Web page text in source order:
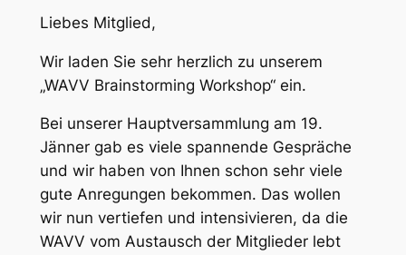
Liebes Mitglied,
Wir laden Sie sehr herzlich zu unserem
„WAVV Brainstorming Workshop“ ein.
Bei unserer Hauptversammlung am 19.
Jänner gab es viele spannende Gespräche
und wir haben von Ihnen schon sehr viele
gute Anregungen bekommen. Das wollen
wir nun vertiefen und intensivieren, da die
WAVV vom Austausch der Mitglieder lebt